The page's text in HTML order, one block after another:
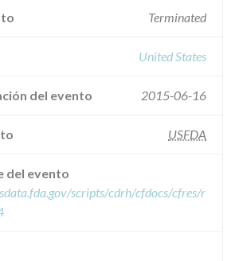
Terminated
United States
del evento 2015-06-16
USFDA
del evento
scripts/cdrh/cfdocs/cfres/r